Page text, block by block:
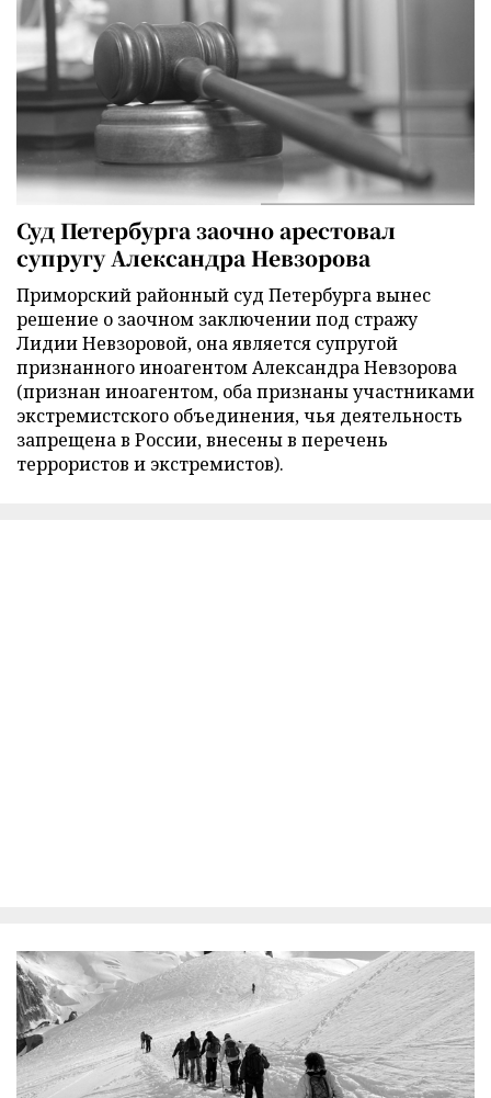
Суд Петербурга заочно арестовал
супругу Александра Невзорова
Приморский районный суд Петербурга вынес
решение о заочном заключении под стражу
Лидии Невзоровой, она является супругой
признанного иноагентом Александра Невзорова
(признан иноагентом, оба признаны участниками
экстремистского объединения, чья деятельность
запрещена в России, внесены в перечень
террористов и экстремистов).